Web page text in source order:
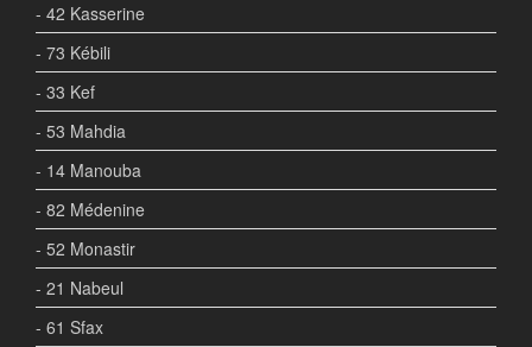
- 42 Kasserine
- 73 Kébili
- 33 Kef
- 53 Mahdia
- 14 Manouba
- 82 Médenine
- 52 Monastir
- 21 Nabeul
- 61 Sfax